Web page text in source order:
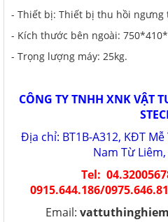
- Thiết bị: Thiết bị thu hồi
- Kích thước bên ngoài:
- Trọng lượng máy: 25kg.
CÔNG TY TNHH XNK VẬT
Địa chỉ: BT1B-A312, KĐT
Nam Từ
Tel:
0915.644.186/
Email: